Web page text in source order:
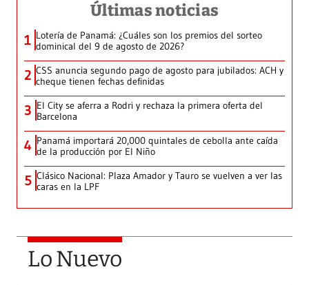
Últimas noticias
1 Lotería de Panamá: ¿Cuáles son los premios del sorteo
dominical del 9 de agosto de 2026?
2 CSS anuncia segundo pago de agosto para jubilados: ACH y
cheque tienen fechas definidas
3 El City se aferra a Rodri y rechaza la primera oferta del
Barcelona
4 Panamá importará 20,000 quintales de cebolla ante caída
de la producción por El Niño
5 Clásico Nacional: Plaza Amador y Tauro se vuelven a ver las
caras en la LPF
Lo Nuevo